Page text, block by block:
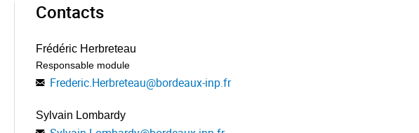
Contacts
Frédéric Herbreteau
Responsable module
Frederic.Herbreteau@bordeaux-inp.fr
Sylvain Lombardy